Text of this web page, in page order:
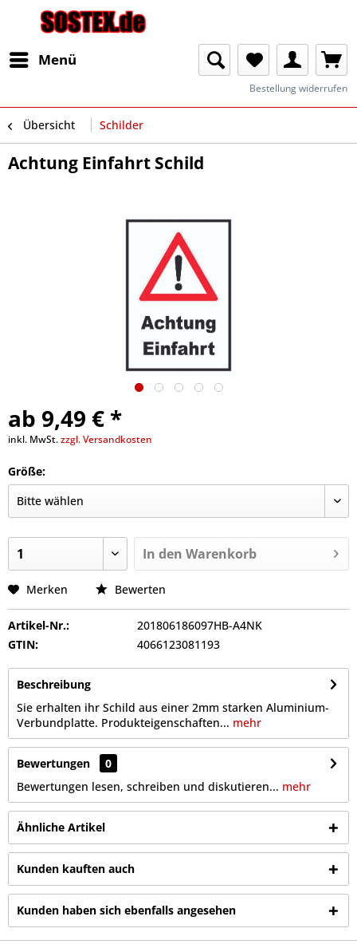
Menü
Bestellung widerrufen
Übersicht Schilder
Achtung Einfahrt Schild
ab 9,49 € *
inkl. MwSt.zzgl. Versandkosten
Größe:
In den Warenkorb
Merken Bewerten
Artikel-Nr.:
201806186097HB-A4NK
GTIN:
4066123081193
Beschreibung
Sie erhalten ihr Schild aus einer 2mm starken Aluminium-
Verbundplatte. Produkteigenschaften... mehr
Bewertungen
0
Bewertungen lesen, schreiben und diskutieren... mehr
Ähnliche Artikel
Kunden kauften auch
Kunden haben sich ebenfalls angesehen